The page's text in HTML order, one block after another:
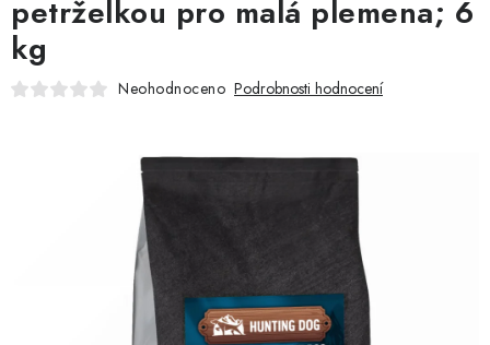
SPORT SE PSEM
BACK ON TRACK
VĚRNOSTNÍ PROGRAM
petrželkou pro malá plemena; 6
kg
Neohodnoceno Podrobnosti hodnocení